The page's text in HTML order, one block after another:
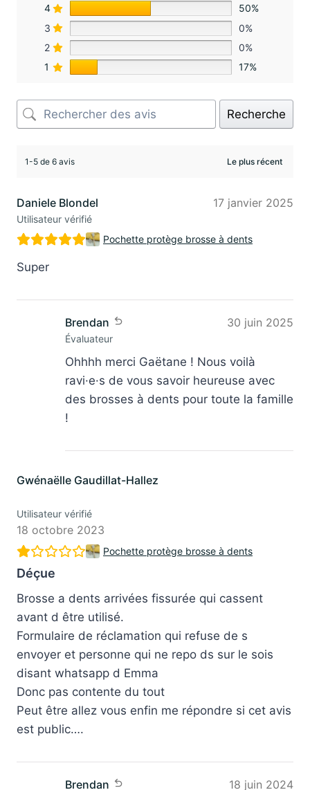
4
50%
3
0%
2
0%
1
17%
Recherche
1-5 de 6 avis
Daniele Blondel
Utilisateur vérifié
17 janvier 2025
Pochette protège brosse à dents
Super
Brendan
Évaluateur
30 juin 2025
Ohhhh merci Gaëtane ! Nous voilà
ravi·e·s de vous savoir heureuse avec
des brosses à dents pour toute la famille
!
Gwénaëlle Gaudillat-Hallez
Utilisateur vérifié
18 octobre 2023
Déçue
Brosse a dents arrivées fissurée qui cassent
avant d être utilisé.
Formulaire de réclamation qui refuse de s
envoyer et personne qui ne repo ds sur le sois
disant whatsapp d Emma
Donc pas contente du tout
Peut être allez vous enfin me répondre si cet avis